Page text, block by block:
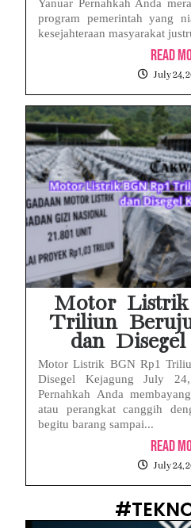
Yanuar Pernahkah Anda
program pemerintah yang
kesejahteraan masyarakat
Read
July 24,
Motor
Triliun
dan
Motor Listrik BGN Rp1
Disegel Kejagung July
Pernahkah Anda
atau perangkat canggih
begitu barang sampai...
Read
July 24,